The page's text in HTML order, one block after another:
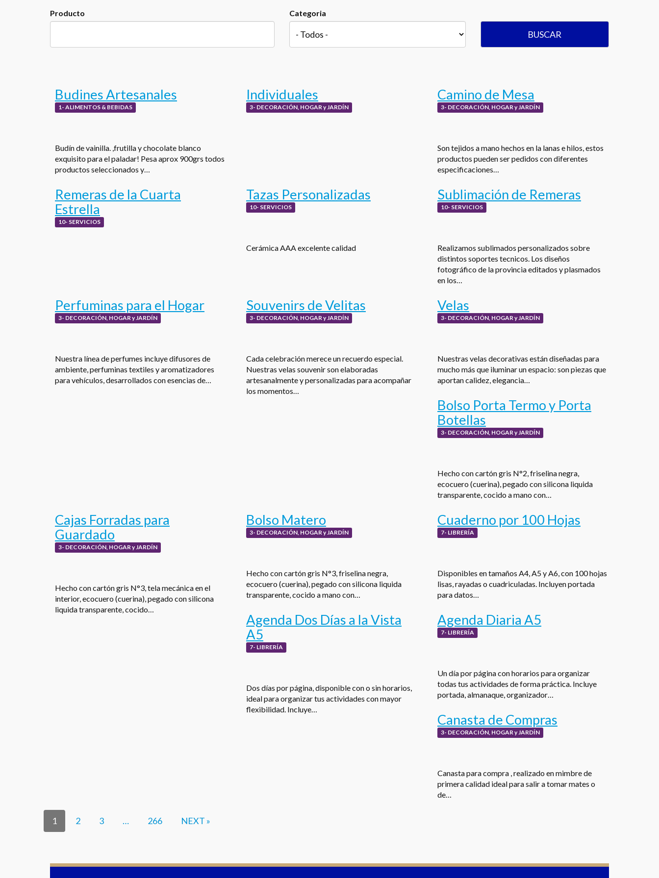
Producto Categoria
BUSCAR
Budines Artesanales
1- ALIMENTOS & BEBIDAS
Budín de vainilla. ,frutilla y chocolate blanco
exquisito para el paladar! Pesa aprox 900grs todos
productos seleccionados y…
Individuales
3- DECORACIÓN, HOGAR y JARDÍN
Camino de Mesa
3- DECORACIÓN, HOGAR y JARDÍN
Son tejidos a mano hechos en la lanas e hilos, estos
productos pueden ser pedidos con diferentes
especificaciones…
Remeras de la Cuarta
Estrella
10- SERVICIOS
Tazas Personalizadas
10- SERVICIOS
Cerámica AAA excelente calidad
Sublimación de Remeras
10- SERVICIOS
Realizamos sublimados personalizados sobre
distintos soportes tecnicos. Los diseños
fotográfico de la provincia editados y plasmados
en los…
Perfuminas para el Hogar
3- DECORACIÓN, HOGAR y JARDÍN
Nuestra línea de perfumes incluye difusores de
ambiente, perfuminas textiles y aromatizadores
para vehículos, desarrollados con esencias de…
Souvenirs de Velitas
3- DECORACIÓN, HOGAR y JARDÍN
Cada celebración merece un recuerdo especial.
Nuestras velas souvenir son elaboradas
artesanalmente y personalizadas para acompañar
los momentos…
Velas
3- DECORACIÓN, HOGAR y JARDÍN
Nuestras velas decorativas están diseñadas para
mucho más que iluminar un espacio: son piezas que
aportan calidez, elegancia…
Bolso Porta Termo y Porta
Botellas
3- DECORACIÓN, HOGAR y JARDÍN
Hecho con cartón gris N°2, friselina negra,
ecocuero (cuerina), pegado con silicona liquida
transparente, cocido a mano con…
Cajas Forradas para
Guardado
3- DECORACIÓN, HOGAR y JARDÍN
Hecho con cartón gris N°3, tela mecánica en el
interior, ecocuero (cuerina), pegado con silicona
liquida transparente, cocido…
Bolso Matero
3- DECORACIÓN, HOGAR y JARDÍN
Hecho con cartón gris N°3, friselina negra,
ecocuero (cuerina), pegado con silicona liquida
transparente, cocido a mano con…
Cuaderno por 100 Hojas
7- LIBRERÍA
Disponibles en tamaños A4, A5 y A6, con 100 hojas
lisas, rayadas o cuadriculadas. Incluyen portada
para datos…
Agenda Dos Días a la Vista
A5
7- LIBRERÍA
Dos días por página, disponible con o sin horarios,
ideal para organizar tus actividades con mayor
flexibilidad. Incluye…
Agenda Diaria A5
7- LIBRERÍA
Un día por página con horarios para organizar
todas tus actividades de forma práctica. Incluye
portada, almanaque, organizador…
Canasta de Compras
3- DECORACIÓN, HOGAR y JARDÍN
Canasta para compra , realizado en mimbre de
primera calidad ideal para salir a tomar mates o
de…
1 2 3 … 266 NEXT »